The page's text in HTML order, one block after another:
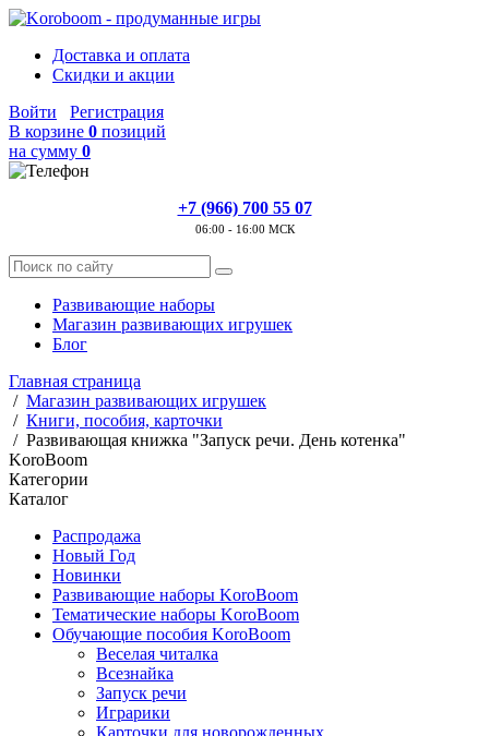
Доставка и оплата
Скидки и акции
Войти
Регистрация
В корзине 0 позиций
на сумму 0
+7 (966) 700 55 07
06:00 - 16:00 МСК
Развивающие наборы
Магазин развивающих игрушек
Блог
Главная страница
/ Магазин развивающих игрушек
/ Книги, пособия, карточки
/ Развивающая книжка "Запуск речи. День котенка"
KoroBoom
Категории
Каталог
Распродажа
Новый Год
Новинки
Развивающие наборы KoroBoom
Тематические наборы KoroBoom
Обучающие пособия KoroBoom
Веселая читалка
Всезнайка
Запуск речи
Играрики
Карточки для новорожденных